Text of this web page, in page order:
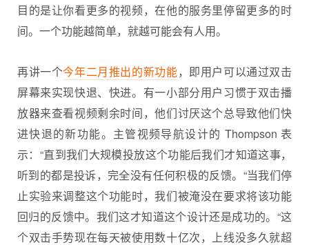
目的是让你看更多的视频，在他的服务里停留更多的时
间。一个功能越简单，就越可能会有人用。
再讲一个今年二月推出的新功能，即用户可以通过双击
屏幕来实现快退、快进。有一小部分用户习惯于双击播
放器来查看视频剩余时间，他们讨厌这个总导致他们快
进快退的新功能。主管视频导航设计的 Thompson 表
示：“直到我们大规模投放这个功能后我们才知道这事，
听到的都是投诉，完全没有任何积极的反馈。“当我们停
止实验来调整这个功能时，我们被淹没在要求将该功能
回归的反馈中。我们这才知道这个设计还是成功的。“这
个双击手势现在每天被使用数十亿次，上线没多久就超